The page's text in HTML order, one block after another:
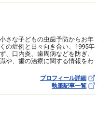
さな子どもの虫歯予防からお年
の症例と日々向き合い、1995年
、口内炎、歯周病などを防ぎ、
や、歯の治療に関する情報をわ
プロフィール詳細
執筆記事一覧